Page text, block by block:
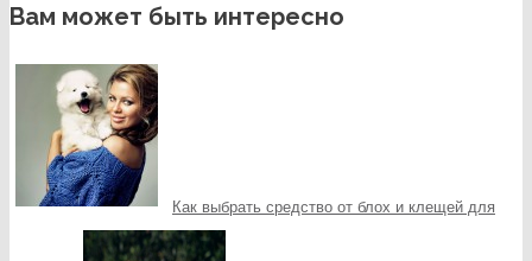
Вам может быть интересно
Как выбрать средство от блох и клещей для